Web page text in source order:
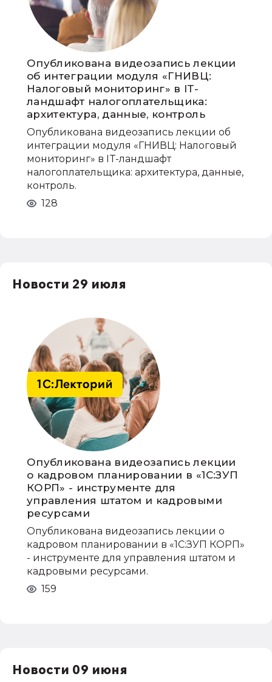
Опубликована видеозапись лекции
об интеграции модуля «ГНИВЦ:
Налоговый мониторинг» в IT-
ландшафт налогоплательщика:
архитектура, данные, контроль
Опубликована видеозапись лекции об
интеграции модуля «ГНИВЦ: Налоговый
мониторинг» в IT-ландшафт
налогоплательщика: архитектура, данные,
контроль.
128
Новости 29 июля
Опубликована видеозапись лекции
о кадровом планировании в «1С:ЗУП
КОРП» - инструменте для
управления штатом и кадровыми
ресурсами
Опубликована видеозапись лекции о
кадровом планировании в «1С:ЗУП КОРП»
- инструменте для управления штатом и
кадровыми ресурсами.
159
Новости 09 июня